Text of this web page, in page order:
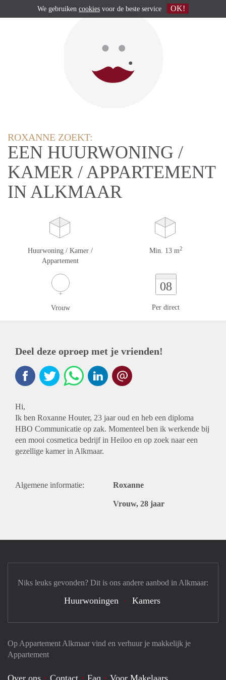
ROXANNE ZOEKT:
EEN HUURWONING /
KAMER / APPARTEMENT
IN ALKMAAR
Huurwoning / Kamer /
Appartement
Min. 13 m2
Vrouw
08
Per direct
Deel deze oproep met je vrienden!
Hi,
Ik ben Roxanne Houter, 23 jaar oud en heb een diploma
HBO Communicatie op zak. Momenteel ben ik werkende bij
een mooi cosmetica bedrijf in Heiloo en op zoek naar een
gezellige kamer in Alkmaar.
Algemene informatie: Roxanne
Vrouw, 28 jaar
Op Appartement Alkmaar vind en verhuur je makkelijk je
Appartement
Over ons Contact Faq Voor Makelaars
Niks leuks gevonden? Dit is ons andere aanbod in Alkmaar:
Huurwoningen Kamers
We gebruiken cookies voor de beste service OK!